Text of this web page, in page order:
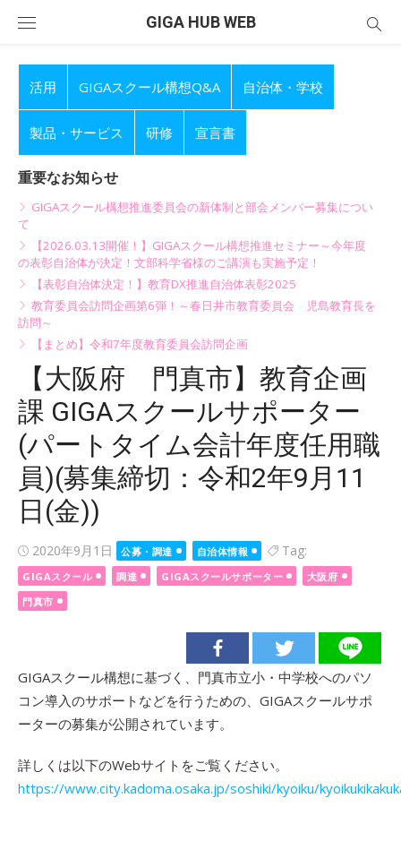
GIGA HUB WEB
活用 GIGAスクール構想Q&A 自治体・学校
製品・サービス 研修 宣言書
重要なお知らせ
GIGAスクール構想推進委員会の新体制と部会メンバー募集につい
て
【2026.03.13開催！】GIGAスクール構想推進セミナー～今年度
の表彰自治体が決定！文部科学省様のご講演も実施予定！
【表彰自治体決定！】教育DX推進自治体表彰2025
教育委員会訪問企画第6弾！～春日井市教育委員会 児島教育長を
訪問～
【まとめ】令和7年度教育委員会訪問企画
【大阪府 門真市】教育企画
課 GIGAスクールサポーター
(パートタイム会計年度任用職
員)(募集締切：令和2年9月11
日(金))
Posted
on
2020年9月1日 公募・調達 自治体情報 Tag:
GIGAスクール 調達 GIGAスクールサポーター
大阪府
門真市
GIGAスクール構想に基づく、門真市立小・中学校へのパソ
コン導入のサポートなどを行うための、GIGAスクールサポ
ーターの募集が公開されています。
詳しくは以下のWebサイトをご覧ください。
https://www.city.kadoma.osaka.jp/soshiki/kyoiku/